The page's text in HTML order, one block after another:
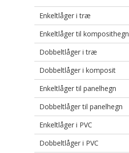
Enkeltlåger i træ
Enkeltlåger til komposithegn
Dobbeltlåger i træ
Dobbeltlåger i komposit
Enkeltlåger til panelhegn
Dobbeltlåger til panelhegn
Enkeltlåger i PVC
Dobbeltlåger i PVC